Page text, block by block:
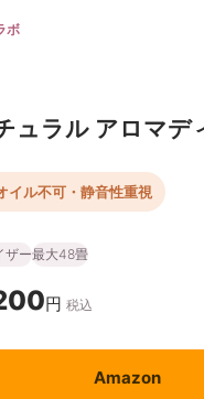
ボ
ュラル アロマデ
イル不可・静音性重視
ザー最大48畳
円 税込
Amazon